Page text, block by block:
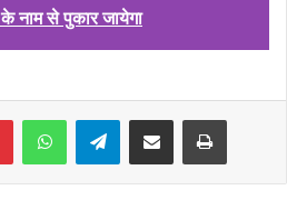
नाम से पुकार जायेगा
PinterestWhatsAppTelegramShare via Email Print